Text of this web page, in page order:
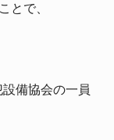
とで、
備協会の一員